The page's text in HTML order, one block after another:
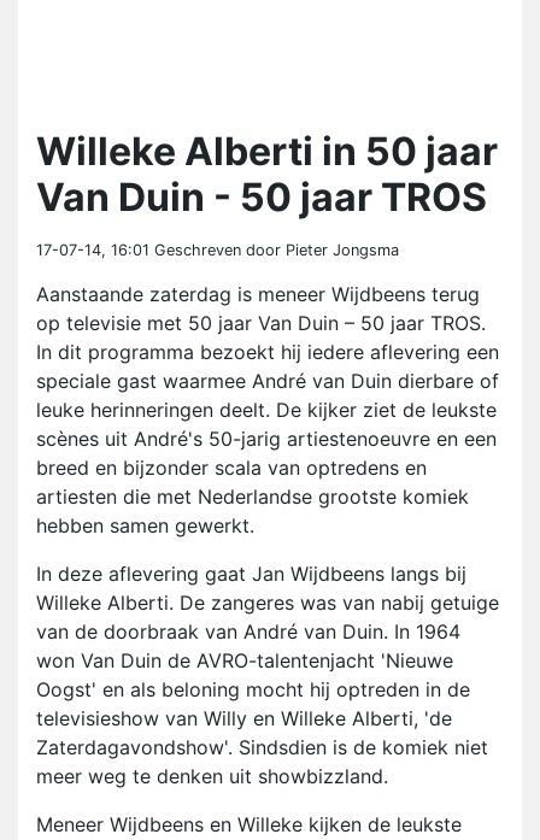
Willeke Alberti in 50 jaar
Van Duin - 50 jaar TROS
17-07-14, 16:01 Geschreven door Pieter Jongsma
Aanstaande zaterdag is meneer Wijdbeens terug
op televisie met 50 jaar Van Duin – 50 jaar TROS.
In dit programma bezoekt hij iedere aflevering een
speciale gast waarmee André van Duin dierbare of
leuke herinneringen deelt. De kijker ziet de leukste
scènes uit André's 50-jarig artiestenoeuvre en een
breed en bijzonder scala van optredens en
artiesten die met Nederlandse grootste komiek
hebben samen gewerkt.
In deze aflevering gaat Jan Wijdbeens langs bij
Willeke Alberti. De zangeres was van nabij getuige
van de doorbraak van André van Duin. In 1964
won Van Duin de AVRO-talentenjacht 'Nieuwe
Oogst' en als beloning mocht hij optreden in de
televisieshow van Willy en Willeke Alberti, 'de
Zaterdagavondshow'. Sindsdien is de komiek niet
meer weg te denken uit showbizzland.
Meneer Wijdbeens en Willeke kijken de leukste